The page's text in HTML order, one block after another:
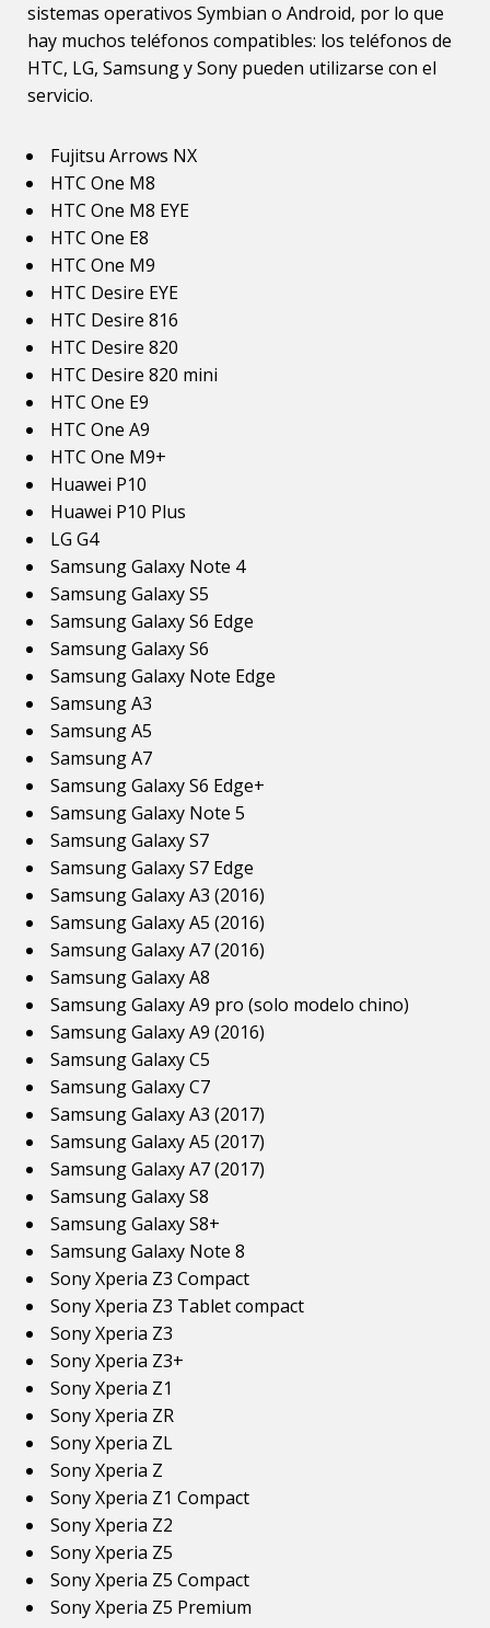
sistemas operativos Symbian o Android, por lo que
hay muchos teléfonos compatibles: los teléfonos de
HTC, LG, Samsung y Sony pueden utilizarse con el
servicio.
Fujitsu Arrows NX
HTC One M8
HTC One M8 EYE
HTC One E8
HTC One M9
HTC Desire EYE
HTC Desire 816
HTC Desire 820
HTC Desire 820 mini
HTC One E9
HTC One A9
HTC One M9+
Huawei P10
Huawei P10 Plus
LG G4
Samsung Galaxy Note 4
Samsung Galaxy S5
Samsung Galaxy S6 Edge
Samsung Galaxy S6
Samsung Galaxy Note Edge
Samsung A3
Samsung A5
Samsung A7
Samsung Galaxy S6 Edge+
Samsung Galaxy Note 5
Samsung Galaxy S7
Samsung Galaxy S7 Edge
Samsung Galaxy A3 (2016)
Samsung Galaxy A5 (2016)
Samsung Galaxy A7 (2016)
Samsung Galaxy A8
Samsung Galaxy A9 pro (solo modelo chino)
Samsung Galaxy A9 (2016)
Samsung Galaxy C5
Samsung Galaxy C7
Samsung Galaxy A3 (2017)
Samsung Galaxy A5 (2017)
Samsung Galaxy A7 (2017)
Samsung Galaxy S8
Samsung Galaxy S8+
Samsung Galaxy Note 8
Sony Xperia Z3 Compact
Sony Xperia Z3 Tablet compact
Sony Xperia Z3
Sony Xperia Z3+
Sony Xperia Z1
Sony Xperia ZR
Sony Xperia ZL
Sony Xperia Z
Sony Xperia Z1 Compact
Sony Xperia Z2
Sony Xperia Z5
Sony Xperia Z5 Compact
Sony Xperia Z5 Premium